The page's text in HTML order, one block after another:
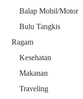
Balap Mobil/Motor
Bulu Tangkis
Ragam
Kesehatan
Makanan
Traveling